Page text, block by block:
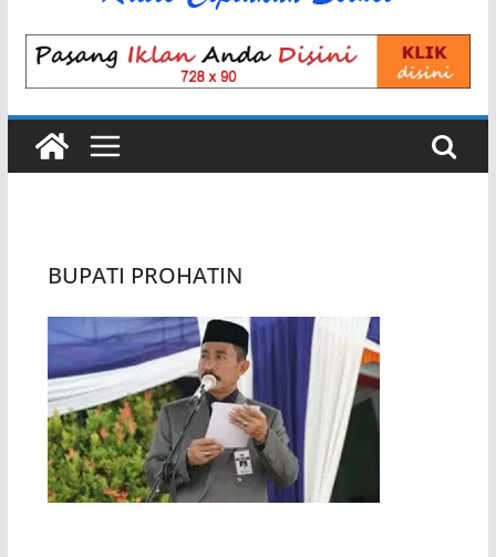
BUPATI PROHATIN